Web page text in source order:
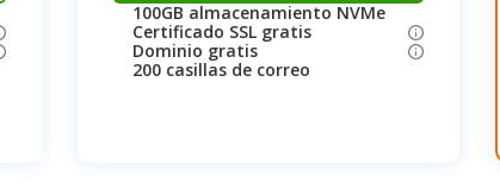
100GB almacenamiento NVMe
Certificado SSL gratis
Dominio gratis
200 casillas de correo